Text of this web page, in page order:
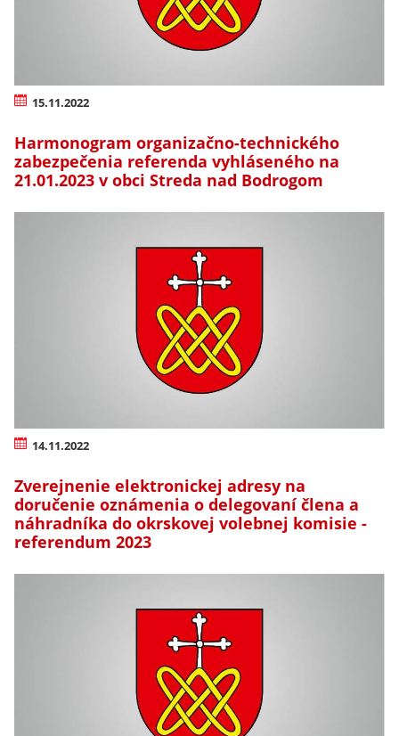
15.11.2022
Harmonogram organizačno-technického
zabezpečenia referenda vyhláseného na
21.01.2023 v obci Streda nad Bodrogom
14.11.2022
Zverejnenie elektronickej adresy na
doručenie oznámenia o delegovaní člena a
náhradníka do okrskovej volebnej komisie -
referendum 2023